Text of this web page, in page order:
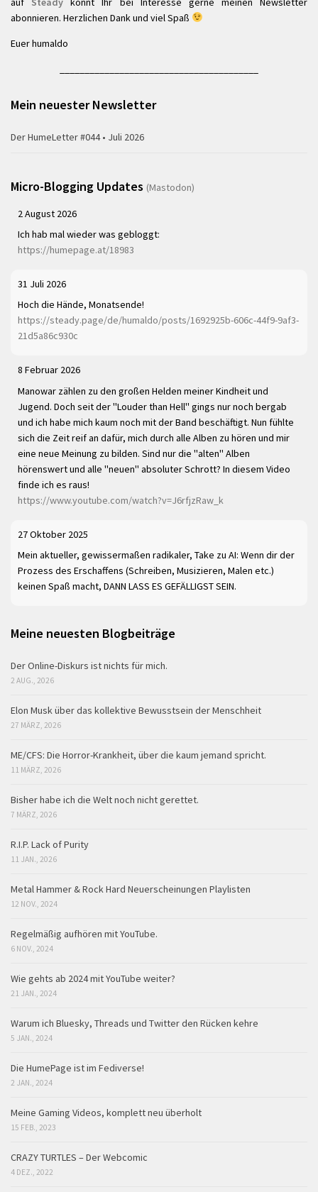
abonnieren. Herzlichen Dank und viel Spaß
Euer humaldo
Mein neuester Newsletter
Der HumeLetter #044 • Juli 2026
Micro-Blogging Updates (Mastodon)
2 August 2026
Ich hab mal wieder was gebloggt:
https://humepage.at/18983
31 Juli 2026
Hoch die Hände, Monatsende!
https://steady.page/de/humaldo/posts/1692925b-606c-44f9-9af3-
21d5a86c930c
8 Februar 2026
Manowar zählen zu den großen Helden meiner Kindheit und
Jugend. Doch seit der "Louder than Hell" gings nur noch bergab
und ich habe mich kaum noch mit der Band beschäftigt. Nun fühlte
sich die Zeit reif an dafür, mich durch alle Alben zu hören und mir
eine neue Meinung zu bilden. Sind nur die "alten" Alben
hörenswert und alle "neuen" absoluter Schrott? In diesem Video
finde ich es raus!
https://www.youtube.com/watch?v=J6rfjzRaw_k
27 Oktober 2025
Mein aktueller, gewissermaßen radikaler, Take zu AI: Wenn dir der
Prozess des Erschaffens (Schreiben, Musizieren, Malen etc.)
keinen Spaß macht, DANN LASS ES GEFÄLLIGST SEIN.
Meine neuesten Blogbeiträge
Der Online-Diskurs ist nichts für mich.
2 AUG., 2026
Elon Musk über das kollektive Bewusstsein der Menschheit
27 MÄRZ, 2026
ME/CFS: Die Horror-Krankheit, über die kaum jemand spricht.
11 MÄRZ, 2026
Bisher habe ich die Welt noch nicht gerettet.
7 MÄRZ, 2026
R.I.P. Lack of Purity
11 JAN., 2026
Metal Hammer & Rock Hard Neuerscheinungen Playlisten
12 NOV., 2024
Regelmäßig aufhören mit YouTube.
6 NOV., 2024
Wie gehts ab 2024 mit YouTube weiter?
21 JAN., 2024
Warum ich Bluesky, Threads und Twitter den Rücken kehre
5 JAN., 2024
Die HumePage ist im Fediverse!
2 JAN., 2024
Meine Gaming Videos, komplett neu überholt
15 FEB., 2023
CRAZY TURTLES – Der Webcomic
4 DEZ., 2022